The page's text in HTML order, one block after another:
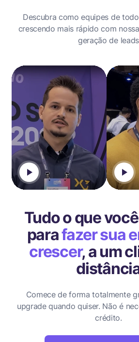
Descubra como equipes de
crescendo mais rápido com
geração de leads
Tudo o que
parafazer sua
crescer, a um
Comece de forma totalmente
upgrade quando quiser. Não é
crédito.